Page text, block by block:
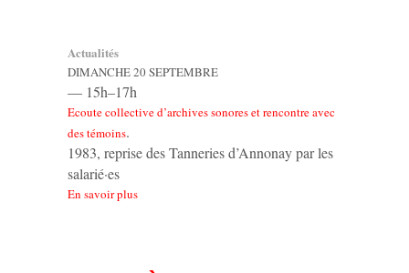
Actualités
DIMANCHE 20 SEPTEMBRE
— 15h–17h
Ecoute collective d’archives sonores et rencontre avec
des témoins.
1983, reprise des Tanneries d’Annonay par les
salarié·es
En savoir plus